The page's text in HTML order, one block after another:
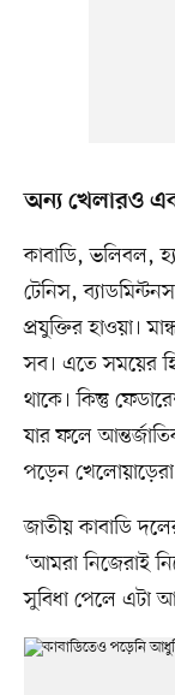
‎অন্য খেলারও
কাবাডি, ভলিবল,
টেনিস,
প্রযুক্তির হাওয়া।
সব। ‎এতে সময়ের
থাকে। কিন্তু
যার ফলে
পড়েন
জাতীয় কাবাডি
‘আমরা নিজেরাই
সুবিধা পেলে এটা